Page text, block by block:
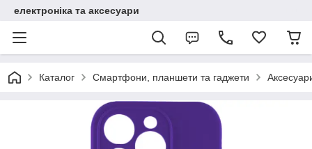
електроніка та аксесуари
Каталог Смартфони, планшети та гаджети